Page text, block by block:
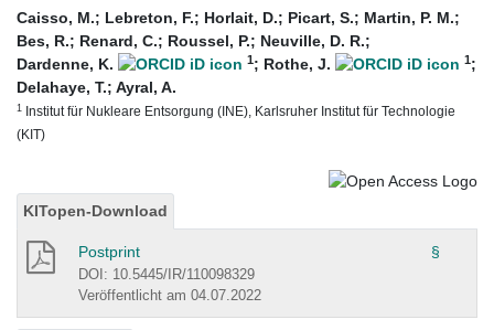
Caisso, M.; Lebreton, F.; Horlait, D.; Picart, S.; Martin, P. M.;
Bes, R.; Renard, C.; Roussel, P.; Neuville, D. R.;
Dardenne, K.
1; Rothe, J. 1;
Delahaye, T.; Ayral, A.
1 Institut für Nukleare Entsorgung (INE), Karlsruher Institut für Technologie
(KIT)
KITopen-Download
Postprint §
DOI: 10.5445/IR/110098329
Veröffentlicht am 04.07.2022